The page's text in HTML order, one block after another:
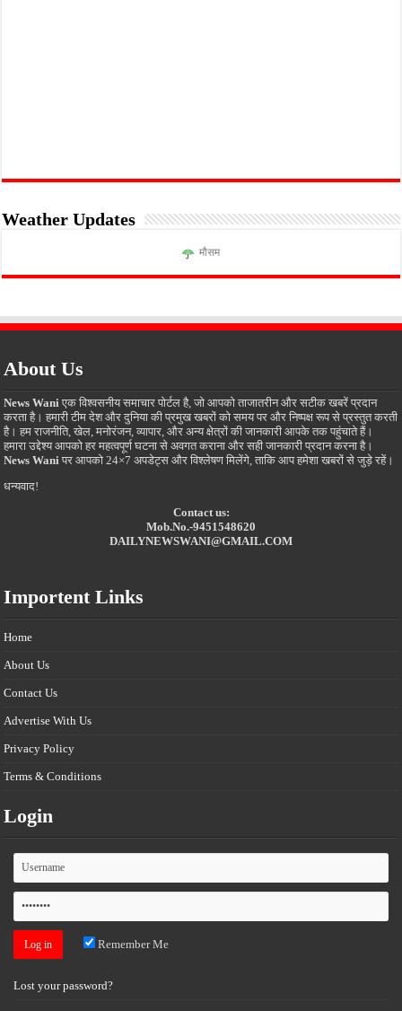
Weather Updates
मौसम
About Us
News Wani एक विश्वसनीय समाचार पोर्टल है, जो आपको ताजातरीन और सटीक खबरें प्रदान
करता है। हमारी टीम देश और दुनिया की प्रमुख खबरों को समय पर और निष्पक्ष रूप से प्रस्तुत करती
है। हम राजनीति, खेल, मनोरंजन, व्यापार, और अन्य क्षेत्रों की जानकारी आपके तक पहुंचाते हैं।
हमारा उद्देश्य आपको हर महत्वपूर्ण घटना से अवगत कराना और सही जानकारी प्रदान करना है।
News Wani पर आपको 24×7 अपडेट्स और विश्लेषण मिलेंगे, ताकि आप हमेशा खबरों से जुड़े रहें।
धन्यवाद!
Contact us:
Mob.No.-9451548620
DAILYNEWSWANI@GMAIL.COM
Importent Links
Home
About Us
Contact Us
Advertise With Us
Privacy Policy
Terms & Conditions
Login
Remember Me
Lost your password?